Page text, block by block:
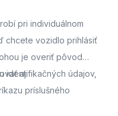
pri individuálnom
chcete vozidlo prihlásiť
je overiť pôvod
identifikačných údajov,
aj:
príslušného